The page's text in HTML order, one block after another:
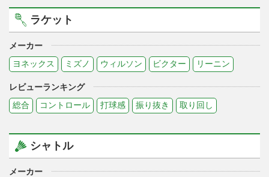
ラケット
メーカー
ヨネックス
ミズノ ウィルソン ビクター リーニン
レビューランキング
総合
コントロール 打球感 振り抜き 取り回し
シャトル
メーカー